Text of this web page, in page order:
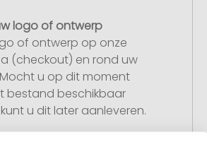
logo of ontwerp
of ontwerp op onze
(checkout) en rond uw
u op dit moment
bestand beschikbaar
u dit later aanleveren.